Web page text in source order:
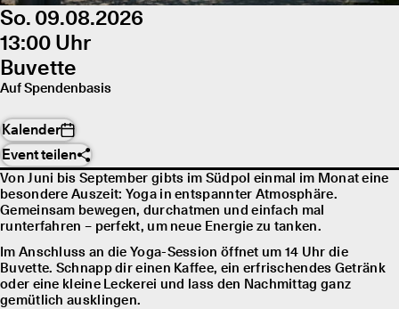
So. 09.08.2026
13:00 Uhr
Buvette
Auf Spendenbasis
Kalender
Event teilen
Von Juni bis September gibts im Südpol einmal im Monat eine
besondere Auszeit: Yoga in entspannter Atmosphäre.
Gemeinsam bewegen, durchatmen und einfach mal
runterfahren – perfekt, um neue Energie zu tanken.
Im Anschluss an die Yoga-Session öffnet um 14 Uhr die
Buvette. Schnapp dir einen Kaffee, ein erfrischendes Getränk
oder eine kleine Leckerei und lass den Nachmittag ganz
gemütlich ausklingen.